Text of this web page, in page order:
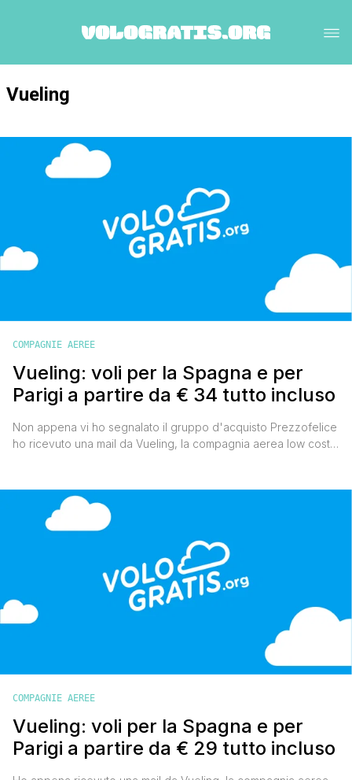
Vueling
COMPAGNIE AEREE
Vueling: voli per la Spagna e per
Parigi a partire da € 34 tutto incluso
Non appena vi ho segnalato il gruppo d'acquisto Prezzofelice
ho ricevuto una mail da Vueling, la compagnia aerea low cost
verranno messi in vendita biglietti aerei per volare in Spagna e
a Parigi, a partire da [']
COMPAGNIE AEREE
Vueling: voli per la Spagna e per
Parigi a partire da € 29 tutto incluso